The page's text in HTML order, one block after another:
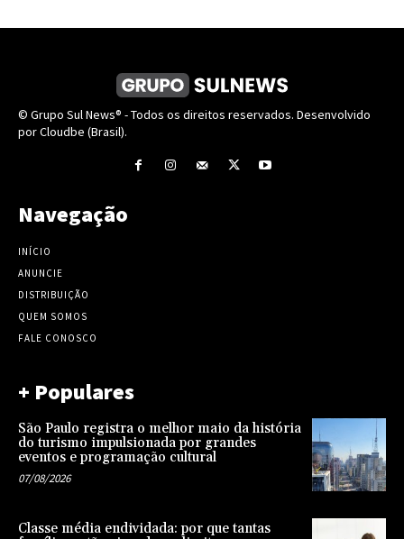
© Grupo Sul News® - Todos os direitos reservados. Desenvolvido
por Cloudbe (Brasil).
Navegação
INÍCIO
ANUNCIE
DISTRIBUIÇÃO
QUEM SOMOS
FALE CONOSCO
+ Populares
São Paulo registra o melhor maio da história
do turismo impulsionada por grandes
eventos e programação cultural
07/08/2026
Classe média endividada: por que tantas